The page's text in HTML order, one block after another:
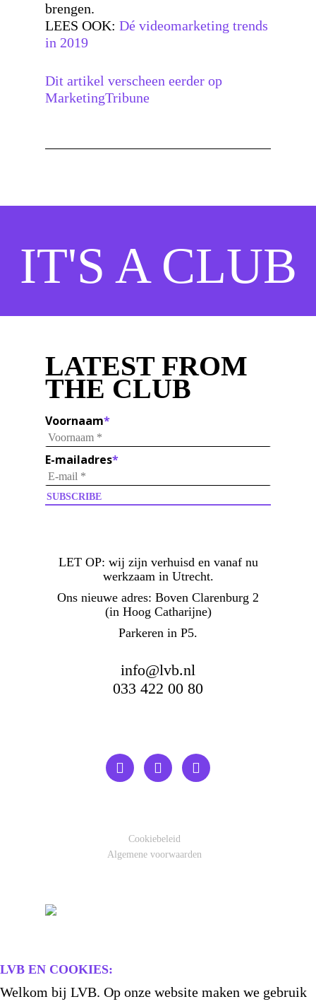
brengen.
LEES OOK: Dé videomarketing trends
in 2019
Dit artikel verscheen eerder op
MarketingTribune
IT'S A CLUB
LATEST FROM
THE CLUB
Voornaam*
E-mailadres*
LET OP: wij zijn verhuisd en vanaf nu
werkzaam in Utrecht.
Ons nieuwe adres: Boven Clarenburg 2
(in Hoog Catharijne)
Parkeren in P5.
info@lvb.nl
033 422 00 80
Cookiebeleid
Algemene voorwaarden
LVB EN COOKIES:
Welkom bij LVB. Op onze website maken we gebruik